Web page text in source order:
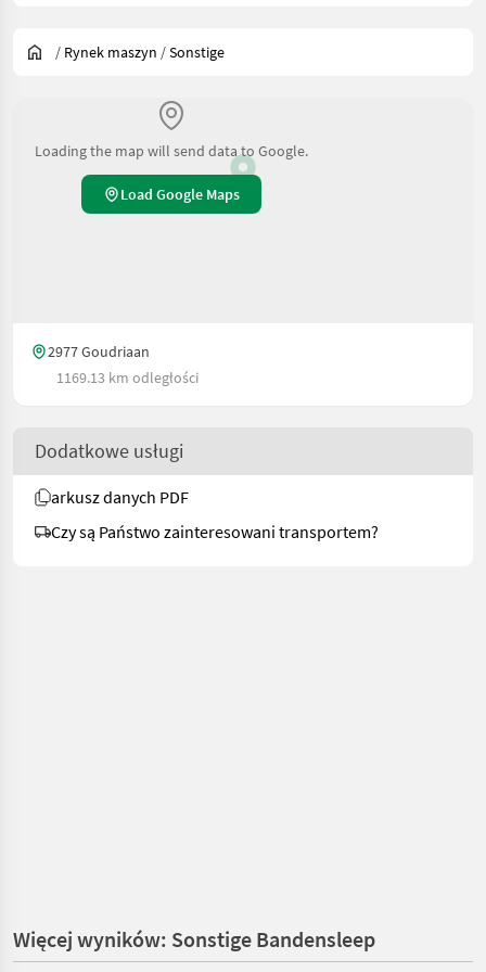
/ Rynek maszyn /Sonstige
Loading the map will send data to Google.
Load Google Maps
2977 Goudriaan
1169.13 km odległości
Dodatkowe usługi
arkusz danych PDF
Czy są Państwo zainteresowani transportem?
Więcej wyników: Sonstige Bandensleep